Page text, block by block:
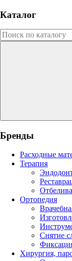
Каталог
Бренды
Расходные
Терапия
Ортопедия
Снятие
Хирургия,